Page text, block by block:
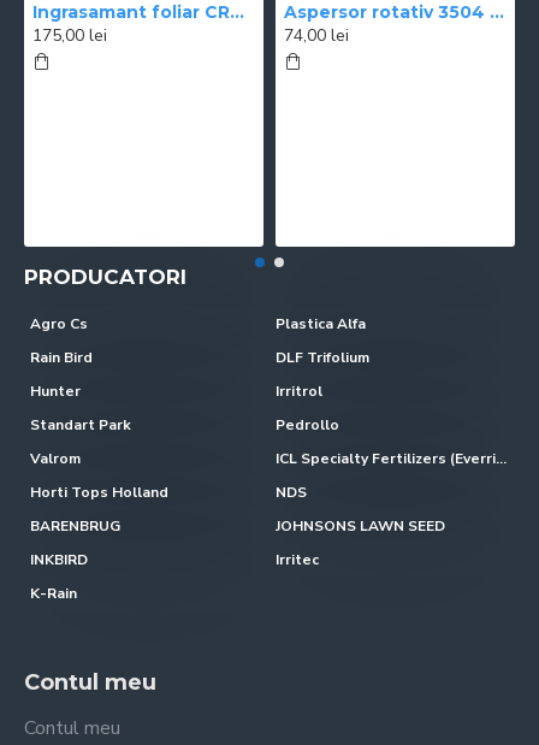
Ingrasamant foliar CROPMAX 1 l
175,00 lei
Aspersor rotativ 3504 Rain Bird
74,00 lei
PRODUCATORI
Agro Cs
Plastica Alfa
Rain Bird
DLF Trifolium
Hunter
Irritrol
Standart Park
Pedrollo
Valrom
ICL Specialty Fertilizers (Everris-Scotts)
Horti Tops Holland
NDS
BARENBRUG
JOHNSONS LAWN SEED
INKBIRD
Irritec
K-Rain
Contul meu
Contul meu